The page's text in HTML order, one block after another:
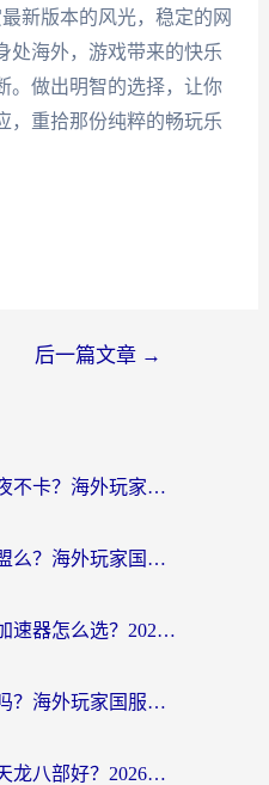
新版本的风光，稳定的网
处海外，游戏带来的快乐
。做出明智的选择，让你
，重拾那份纯粹的畅玩乐
后一篇文章 →
在国外怎么打月圆之夜不卡？海外玩家国服游戏加速终极指南（附巴西英国游戏适配方案）
到国外还能玩英雄联盟么？海外玩家国服游戏畅玩终极指南
北美玩植物大战僵尸加速器怎么选？2026海外党必看的国服游戏加速指南
三国杀有免费加速器吗？海外玩家国服畅玩终极指南（附泰国南非专属解决方案）
国外用什么加速器打天龙八部好？2026海外玩家国服游戏加速全攻略